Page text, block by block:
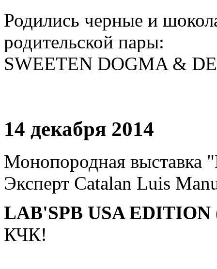
Родились черные и
родительской пары:
SWEETEN DOGMA &
14 декабря 2014
Монопородная выставка
Эксперт Catalan Luis
LAB'SPB USA EDITION
КЧК!